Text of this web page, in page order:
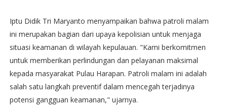
Iptu Didik Tri Maryanto menyampaikan bahwa patroli malam
ini merupakan bagian dari upaya kepolisian untuk menjaga
situasi keamanan di wilayah kepulauan. "Kami berkomitmen
untuk memberikan perlindungan dan pelayanan maksimal
kepada masyarakat Pulau Harapan. Patroli malam ini adalah
salah satu langkah preventif dalam mencegah terjadinya
potensi gangguan keamanan," ujarnya.